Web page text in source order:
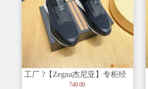
工厂 ?【Zegna杰尼亚】专柜经
典休闲鞋，以细节和创造力
740.00